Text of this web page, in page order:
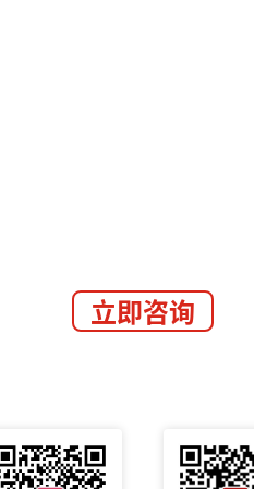
立即咨询